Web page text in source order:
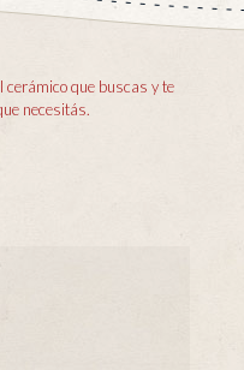
cerámico que buscas y te
necesitás.